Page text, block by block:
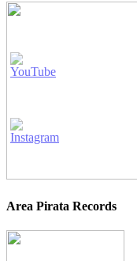
Area Pirata Records